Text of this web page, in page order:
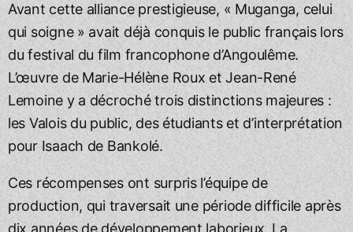
Avant cette alliance prestigieuse, « Muganga, celui
qui soigne » avait déjà conquis le public français lors
du festival du film francophone d’Angoulême.
L’œuvre de Marie-Hélène Roux et Jean-René
Lemoine y a décroché trois distinctions majeures :
les Valois du public, des étudiants et d’interprétation
pour Isaach de Bankolé.
Ces récompenses ont surpris l’équipe de
production, qui traversait une période difficile après
dix années de développement laborieux. La